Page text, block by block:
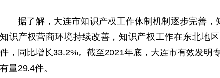
据了解，大连市知识产权工作体制机制逐步完善
知识产权营商环境持续改善，知识产权工作在东北地
件，同比增长33.2%。截至2021年底，大连市有效发明
有量29.4件。